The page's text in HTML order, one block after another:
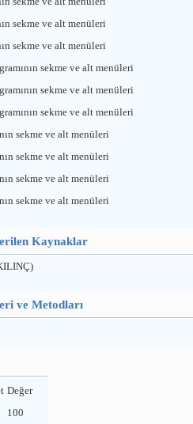
sekme ve alt menüleri
sekme ve alt menüleri
sekme ve alt menüleri
sekme ve alt menüleri
sekme ve alt menüleri
sekme ve alt menüleri
sekme ve alt menüleri
sekme ve alt menüleri
sekme ve alt menüleri
Kaynaklar
ve Metodları
Değer
100